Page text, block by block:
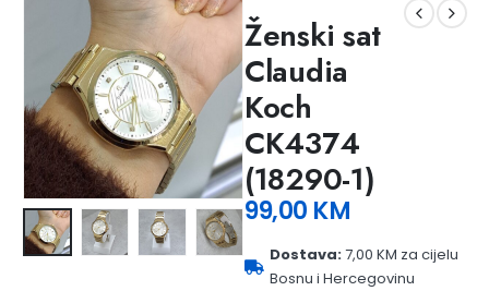
Ženski sat
Claudia
Koch
CK4374
(18290-1)
99,00 KM
Dostava:7,00 KM za cijelu
Bosnu i Hercegovinu